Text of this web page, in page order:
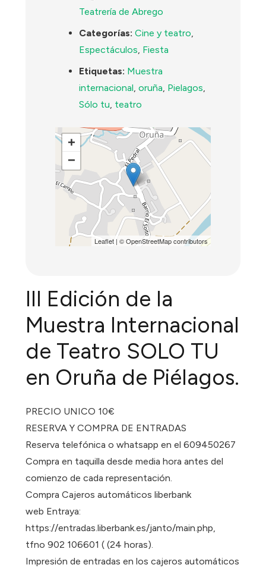
Teatrería de Abrego
Categorías: Cine y teatro
Espectáculos Fiesta
Etiquetas: Muestra
internacional ,oruña Pielagos
Sólo tu teatro
+
−
Leaflet| ©OpenStreetMapcontributors
III Edición de la
Muestra Internacional
de Teatro SOLO TU
en Oruña de Piélagos.
PRECIO UNICO 10€
RESERVA Y COMPRA DE ENTRADAS
Reserva telefónica o whatsapp en el 609450267
Compra en taquilla desde media hora antes del
comienzo de cada representación.
Compra Cajeros automáticos liberbank
web Entraya:
https://entradas.liberbank.es/janto/main.php,
tfno 902 106601 ( (24 horas).
Impresión de entradas en los cajeros automáticos